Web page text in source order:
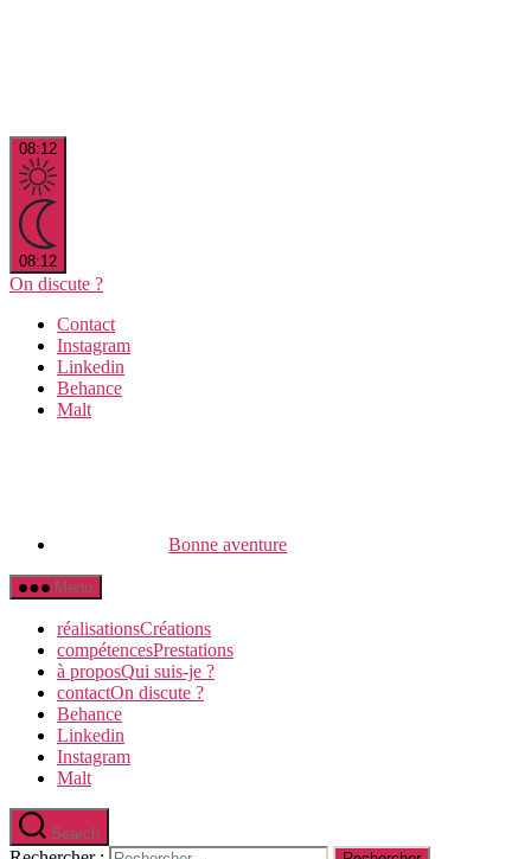
08:12
08:12
On discute ?
Contact
Instagram
Linkedin
Behance
Malt
Bonne aventure
Menu
réalisationsCréations
compétencesPrestations
à proposQui suis-je ?
contactOn discute ?
Behance
Linkedin
Instagram
Malt
Search